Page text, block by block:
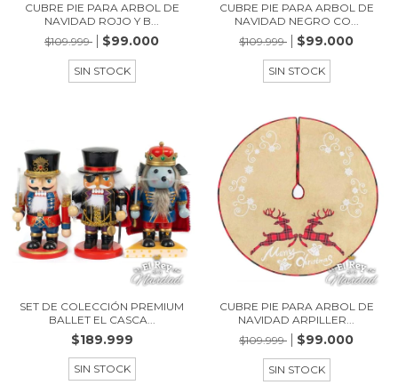
CUBRE PIE PARA ARBOL DE
NAVIDAD ROJO Y B...
$109.999
$99.000
SIN STOCK
CUBRE PIE PARA ARBOL DE
NAVIDAD NEGRO CO...
$109.999
$99.000
SIN STOCK
SET DE COLECCIÓN PREMIUM
BALLET EL CASCA...
$189.999
SIN STOCK
CUBRE PIE PARA ARBOL DE
NAVIDAD ARPILLER...
$109.999
$99.000
SIN STOCK